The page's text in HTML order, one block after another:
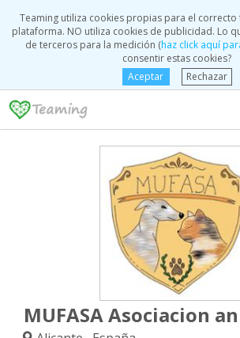
Teaming utiliza cookies propias para el
plataforma. NO utiliza cookies de publicidad. Lo
de terceros para la medición (haz click aquí
consentir estas cookies?
Aceptar
Rechazar
MUFASA Asociacion